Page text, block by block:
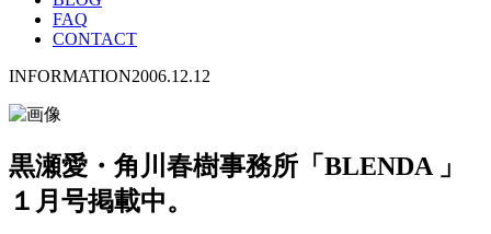
FAQ
CONTACT
INFORMATION2006.12.12
黒瀬愛・角川春樹事務所「BLENDA 」
１月号掲載中。